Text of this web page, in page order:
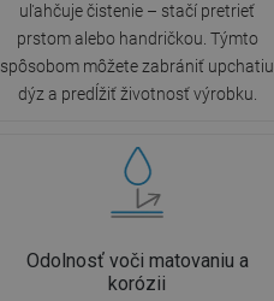
uľahčuje čistenie – stačí pretrieť
prstom alebo handričkou. Týmto
spôsobom môžete zabrániť upchatiu
dýz a predĺžiť životnosť výrobku.
Odolnosť voči matovaniu a
korózii